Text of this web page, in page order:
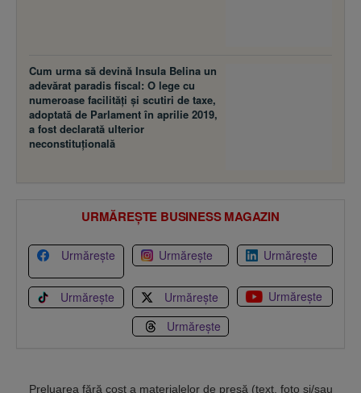
Cum urma să devină Insula Belina un
adevărat paradis fiscal: O lege cu
numeroase facilităţi şi scutiri de taxe,
adoptată de Parlament în aprilie 2019,
a fost declarată ulterior
neconstituţională
URMĂREȘTE BUSINESS MAGAZIN
Urmărește Urmărește Urmărește
Urmărește Urmărește
Urmărește
Urmărește
Preluarea fără cost a materialelor de presă (text, foto si/sau